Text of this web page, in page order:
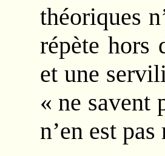
théoriques
répète hors
et une
« ne savent
n’en est